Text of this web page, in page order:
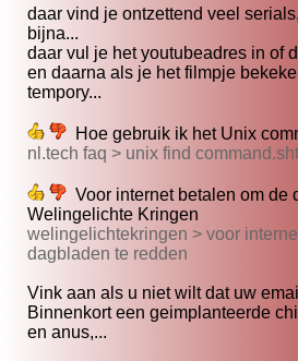
daar vind je ontzettend veel
bijna...
daar vul je het youtubeadres in of
en daarna als je het filmpje
tempory...
Hoe gebruik ik het Unix
nl.tech faq > unix find
Voor internet betalen om de
Welingelichte Kringen
welingelichtekringen > voor
dagbladen te redden
Vink aan als u niet wilt dat uw
Binnenkort een geimplanteerde
en anus,...